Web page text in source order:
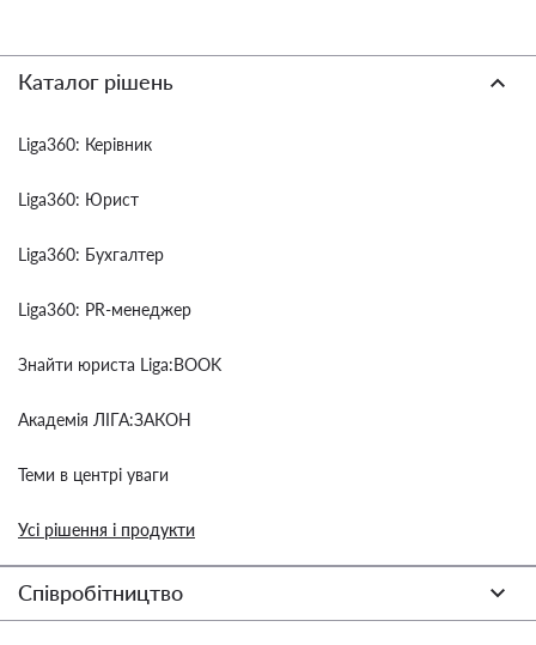
Каталог рішень
Liga360: Керівник
Liga360: Юрист
Liga360: Бухгалтер
Liga360: PR-менеджер
Знайти юриста Liga:BOOK
Академія ЛІГА:ЗАКОН
Теми в центрі уваги
Усі рішення і продукти
Співробітництво